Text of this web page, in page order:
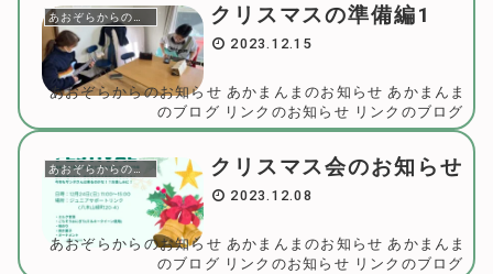
あおぞらからのお知らせ クリスマスの準備編1
2023.12.15
あおぞらからのお知らせ あかまんまのお知らせ あかまんま
のブログ リンクのお知らせ リンクのブログ
あおぞらからのお知らせ クリスマス会のお知らせ
2023.12.08
あおぞらからのお知らせ あかまんまのお知らせ あかまんま
のブログ リンクのお知らせ リンクのブログ